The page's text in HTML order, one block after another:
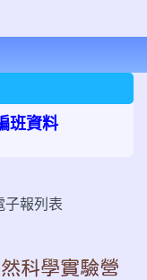
班資料
子報列表
科學實驗營